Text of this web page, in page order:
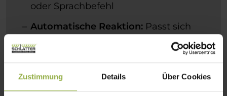
Zustimmung Details Über Cookies
oder Sprachbefehl
Automatische Reaktion: Passt sich
selbstständig an Sonne, Wind und
Regen an
Zuverlässiger Schutz:
Schont
Materialien durch rechtzeitiges